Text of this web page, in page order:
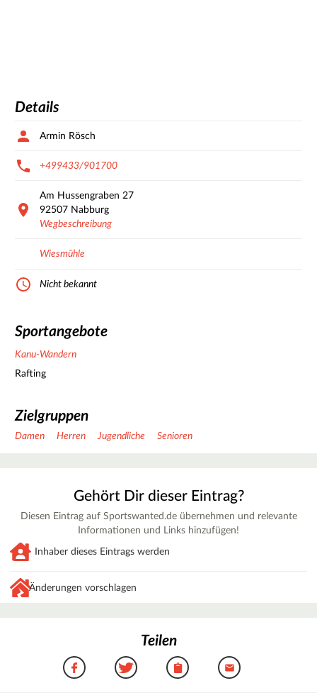
Details
Armin Rösch
+499433/901700
Am Hussengraben 27
92507 Nabburg
Wegbeschreibung
Wiesmühle
Nicht bekannt
Sportangebote
Kanu-Wandern
Rafting
Zielgruppen
Damen Herren Jugendliche Senioren
Gehört Dir dieser Eintrag?
Diesen Eintrag auf Sportswanted.de übernehmen und relevante
Informationen und Links hinzufügen!
Inhaber dieses Eintrags werden
Änderungen vorschlagen
Teilen